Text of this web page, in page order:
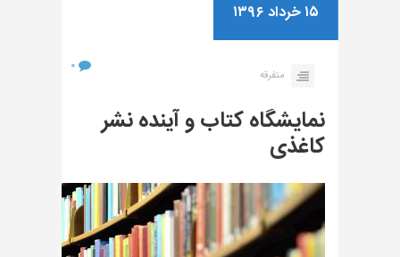
۱۵ خرداد ۱۳۹۶
متفرقه
۰
نمایشگاه کتاب و آینده نشر
کاغذی